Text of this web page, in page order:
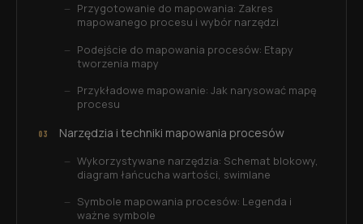
Przygotowanie do mapowania: Zakres
mapowanego procesu i wybór narzędzi
Podejście do mapowania procesów: Etapy
tworzenia mapy
Przykładowe mapowanie: Jak narysować mapę
procesu
Narzędzia i techniki mapowania procesów
Wykorzystywane narzędzia: Schemat blokowy,
diagram łańcucha wartości, swimlane
Symbole mapowania procesów: Legenda i
ważne symbole